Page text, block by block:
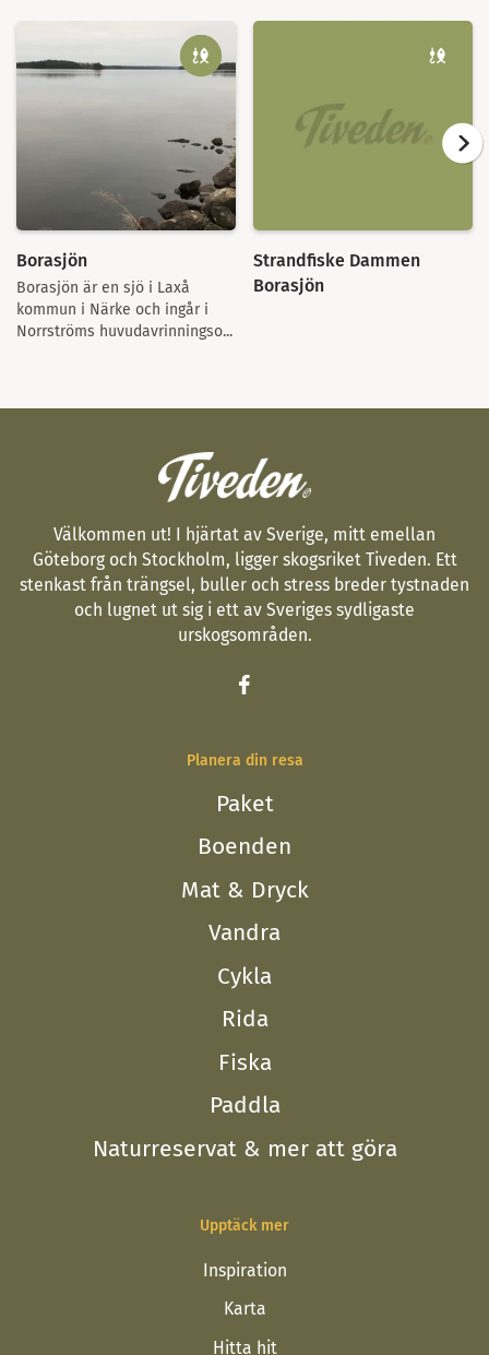
Borasjön
Borasjön är en sjö i Laxå
kommun i Närke och ingår i
Norrströms huvudavrinningso...
Strandfiske Dammen
Borasjön
Välkommen ut! I hjärtat av Sverige, mitt emellan
Göteborg och Stockholm, ligger skogsriket Tiveden. Ett
stenkast från trängsel, buller och stress breder tystnaden
och lugnet ut sig i ett av Sveriges sydligaste
urskogsområden.
Planera din resa
Paket
Boenden
Mat & Dryck
Vandra
Cykla
Rida
Fiska
Paddla
Naturreservat & mer att göra
Upptäck mer
Inspiration
Karta
Hitta hit